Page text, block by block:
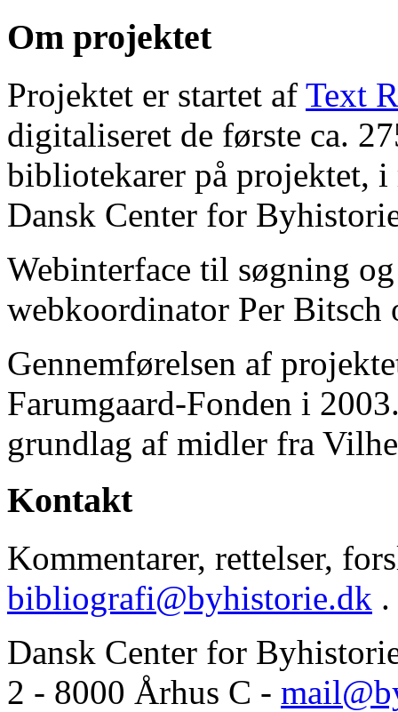
Om projektet
Projektet er startet af Text
digitaliseret de første ca.
bibliotekarer på projektet, i
Dansk Center for
Webinterface til søgning
webkoordinator Per Bitsch
Gennemførelsen af
Farumgaard-Fonden i
grundlag af midler fra
Kontakt
Kommentarer, rettelser,
bibliografi@byhistorie.dk .
Dansk Center for
2 - 8000 Århus C -